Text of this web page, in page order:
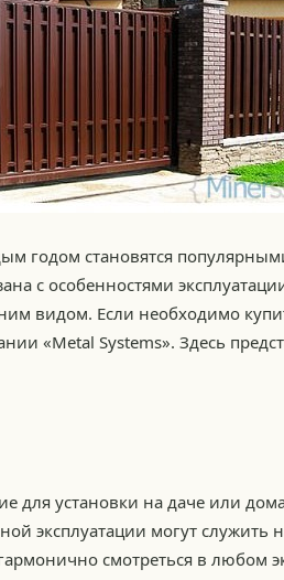
годом становятся
с особенностями
видом. Если необходимо
«Metal Systems». Здесь
для установки на даче или
эксплуатации могут служить
смотреться в любом